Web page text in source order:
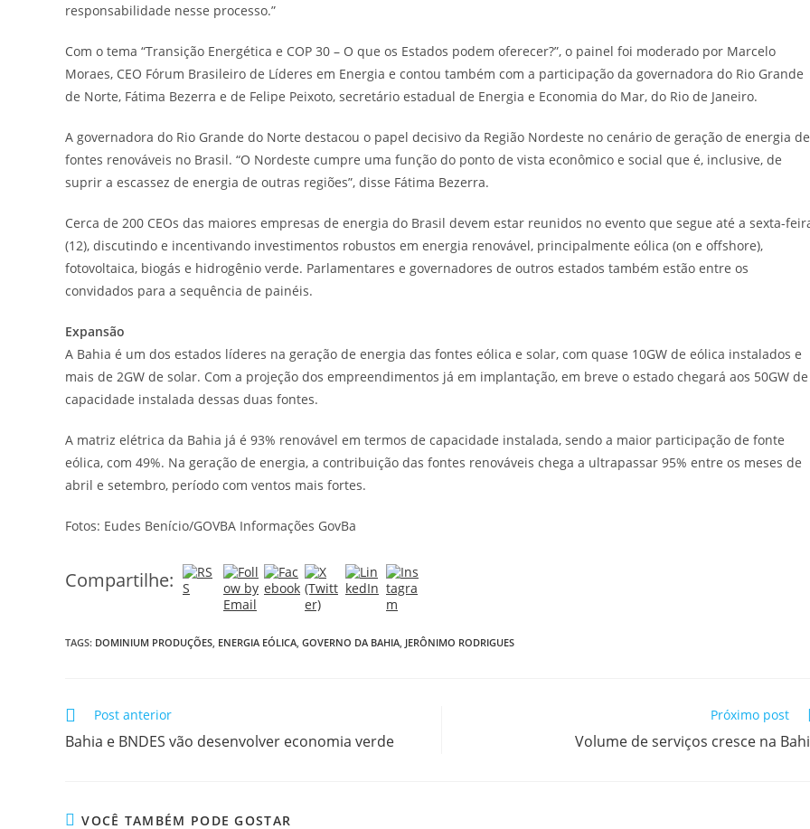
responsabilidade nesse processo.”
Com o tema “Transição Energética e COP 30 – O que os Estados podem oferecer?”, o painel foi moderado por Marcelo
Moraes, CEO Fórum Brasileiro de Líderes em Energia e contou também com a participação da governadora do Rio Grande
de Norte, Fátima Bezerra e de Felipe Peixoto, secretário estadual de Energia e Economia do Mar, do Rio de Janeiro.
A governadora do Rio Grande do Norte destacou o papel decisivo da Região Nordeste no cenário de geração de energia de
fontes renováveis no Brasil. “O Nordeste cumpre uma função do ponto de vista econômico e social que é, inclusive, de
suprir a escassez de energia de outras regiões”, disse Fátima Bezerra.
Cerca de 200 CEOs das maiores empresas de energia do Brasil devem estar reunidos no evento que segue até a sexta-
(12), discutindo e incentivando investimentos robustos em energia renovável, principalmente eólica (on e offshore),
fotovoltaica, biogás e hidrogênio verde. Parlamentares e governadores de outros estados também estão entre os
convidados para a sequência de painéis.
Expansão
A Bahia é um dos estados líderes na geração de energia das fontes eólica e solar, com quase 10GW de eólica instalados e
mais de 2GW de solar. Com a projeção dos empreendimentos já em implantação, em breve o estado chegará aos 50GW de
capacidade instalada dessas duas fontes.
A matriz elétrica da Bahia já é 93% renovável em termos de capacidade instalada, sendo a maior participação de fonte
eólica, com 49%. Na geração de energia, a contribuição das fontes renováveis chega a ultrapassar 95% entre os meses de
abril e setembro, período com ventos mais fortes.
Fotos: Eudes Benício/GOVBA Informações GovBa
Compartilhe:
TAGS: DOMINIUM PRODUÇÕES ENERGIA EÓLICA GOVERNO DA BAHIA JERÔNIMO RODRIGUES
Post anterior
Bahia e BNDES vão desenvolver economia verde
Próximo post
Volume de serviços cresce na
VOCÊ TAMBÉM PODE GOSTAR